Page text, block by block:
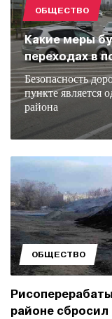
ОБЩЕСТВО
Какие меры
переходах в
Безопасность
пункте является
района
ОБЩЕСТВО
районе